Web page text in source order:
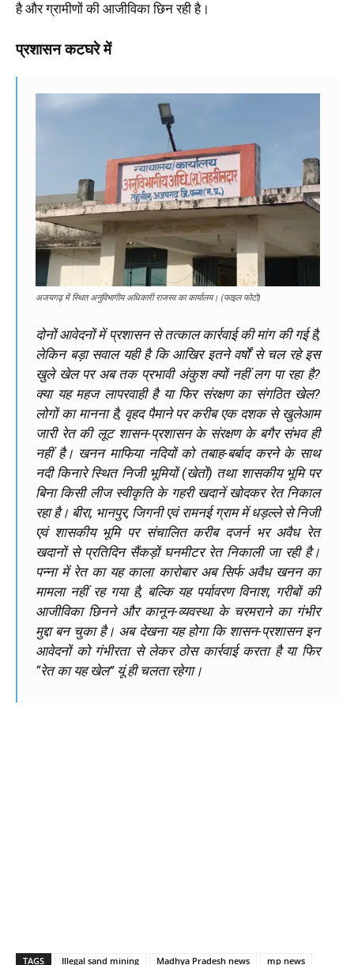
है और ग्रामीणों की आजीविका छिन रही है।
प्रशासन कटघरे में
अजयगढ़ में स्थित अनुविभागीय अधिकारी राजस्व का कार्यालय। (फाइल फोटो)
दोनों आवेदनों में प्रशासन से तत्काल कार्रवाई की मांग की गई है,
लेकिन बड़ा सवाल यही है कि आखिर इतने वर्षों से चल रहे इस
खुले खेल पर अब तक प्रभावी अंकुश क्यों नहीं लग पा रहा है?
क्या यह महज लापरवाही है या फिर संरक्षण का संगठित खेल?
लोगों का मानना है, वृहद पैमाने पर करीब एक दशक से खुलेआम
जारी रेत की लूट शासन-प्रशासन के संरक्षण के बगैर संभव ही
नहीं है। खनन माफिया नदियों को तबाह-बर्बाद करने के साथ
नदी किनारे स्थित निजी भूमियों (खेतों) तथा शासकीय भूमि पर
बिना किसी लीज स्वीकृति के गहरी खदानें खोदकर रेत निकाल
रहा है। बीरा, भानपुर, जिगनी एवं रामनई ग्राम में धड़ल्ले से निजी
एवं शासकीय भूमि पर संचालित करीब दजर्न भर अवैध रेत
खदानों से प्रतिदिन सैंकड़ों घनमीटर रेत निकाली जा रही है।
पन्ना में रेत का यह काला कारोबार अब सिर्फ अवैध खनन का
मामला नहीं रह गया है, बल्कि यह पर्यावरण विनाश, गरीबों की
आजीविका छिनने और कानून-व्यवस्था के चरमराने का गंभीर
मुद्दा बन चुका है। अब देखना यह होगा कि शासन-प्रशासन इन
आवेदनों को गंभीरता से लेकर ठोस कार्रवाई करता है या फिर
“रेत का यह खेल” यूं ही चलता रहेगा।
TAGS Illegal sand mining Madhya Pradesh news mp news